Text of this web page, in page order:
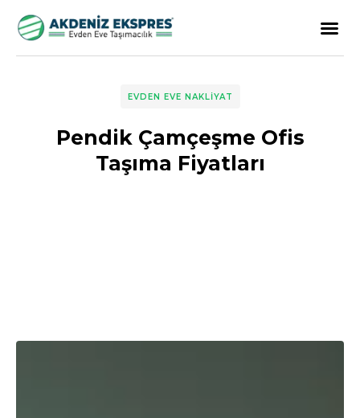
EVDEN EVE NAKLIYAT
Pendik Çamçeşme Ofis
Taşıma Fiyatları